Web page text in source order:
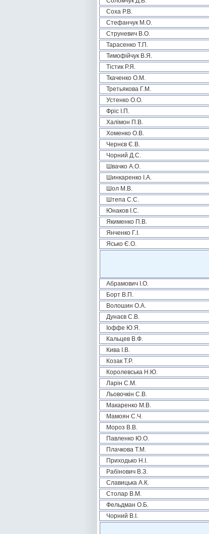
Соха Р.В.
Стефанчук М.О.
Струневич В.О.
Тарасенко Т.П.
Тимофійчук В.Я.
Тістик Р.Я.
Ткаченко О.М.
Третьякова Г.М.
Устенко О.О.
Фріс І.П.
Халімон П.В.
Хоменко О.В.
Чернєв Є.В.
Чорний Д.С.
Швачко А.О.
Шинкаренко І.А.
Шол М.В.
Штепа С.С.
Юнаков І.С.
Якименко П.В.
Янченко Г.І.
Ясько Є.О.
Абрамович І.О.
Борт В.П.
Волошин О.А.
Дунаєв С.В.
Іоффе Ю.Я.
Кальцев В.Ф.
Кива І.В.
Козак Т.Р.
Королевська Н.Ю.
Ларін С.М.
Льовочкін С.В.
Макаренко М.В.
Мамоян С.Ч.
Мороз В.В.
Павленко Ю.О.
Плачкова Т.М.
Приходько Н.І.
Рабінович В.З.
Славицька А.К.
Столар В.М.
Фельдман О.Б.
Чорний В.І.